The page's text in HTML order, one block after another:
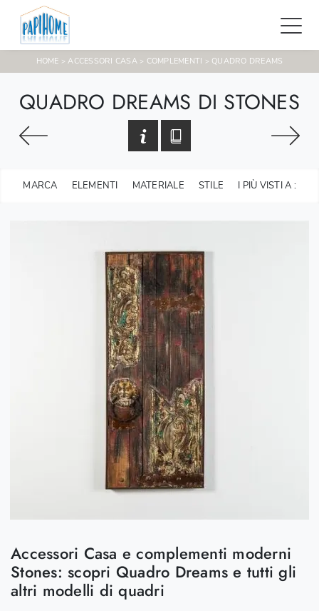
HOME >ACCESSORI CASA> COMPLEMENTI > QUADRO DREAMS
QUADRO DREAMS DI STONES
MARCA ELEMENTI MATERIALE STILE I PIÙ VISTI A :
Accessori Casa e complementi moderni
Stones: scopri Quadro Dreams e tutti gli
altri modelli di quadri